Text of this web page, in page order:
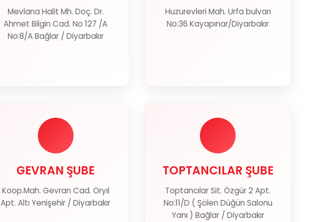
Mevlana Halit Mh. Doç. Dr.
Ahmet Bilgin Cad. No 127 /A
No:8/A Bağlar / Diyarbakır
Haritada Göster
Huzurevleri Mah. Urfa bulvarı
No:36 Kayapınar/Diyarbakır
Haritada Göster
GEVRAN ŞUBE
Koop.Mah. Gevran Cad. Oryıl
Apt. Altı Yenişehir / Diyarbakır
GEVRAN ŞUBE
Haritada Göster
TOPTANCILAR ŞUBE
Toptancılar Sit. Özgür 2 Apt.
No:11/D ( Şölen Düğün Salonu
Yanı ) Bağlar / Diyarbakır
TOPTANCILAR ŞUBE
Haritada Göster